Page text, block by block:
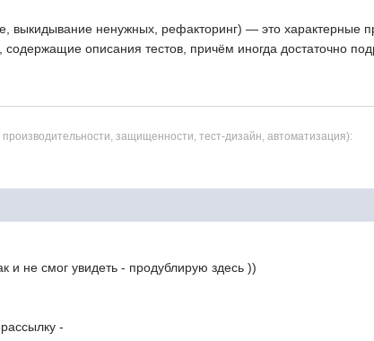
выкидывание ненужных, рефакторинг) — это характерные
описания тестов, причём иногда достаточно
производительности, защищенности, тест-дизайн, автоматизация):
и не смог увидеть - продублирую здесь ))
-